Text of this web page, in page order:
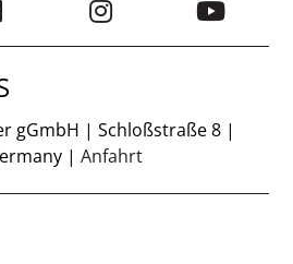
gGmbH | Schloßstraße 8 |
|Anfahrt